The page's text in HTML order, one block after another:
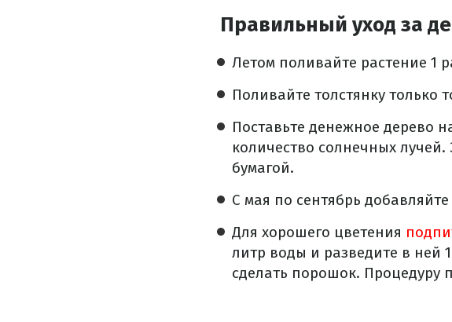
Правильный уход за
Летом поливайте растение 1
Поливайте толстянку только
Поставьте денежное дерево
количество солнечных
бумагой.
С мая по сентябрь
Для хорошего цветения
литр воды и разведите в ней
сделать порошок. Процедуру